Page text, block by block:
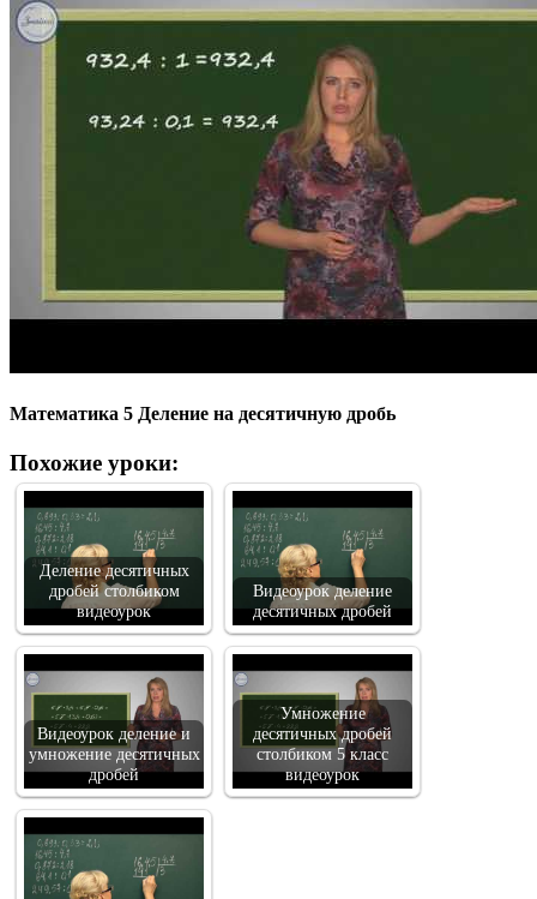
Математика 5 Деление на десятичную дробь
Похожие уроки:
Деление десятичных
дробей столбиком
видеоурок
Видеоурок деление
десятичных дробей
Видеоурок деление и
умножение десятичных
дробей
Умножение
десятичных дробей
столбиком 5 класс
видеоурок